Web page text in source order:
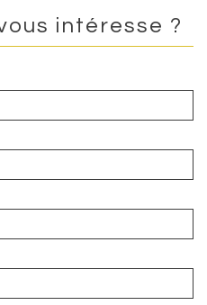
intéresse ?